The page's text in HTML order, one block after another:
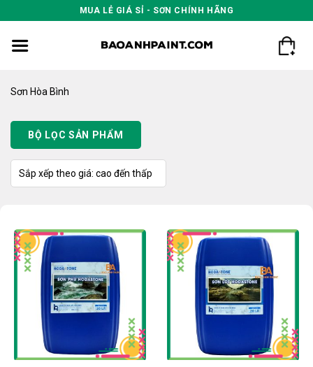
to
content
MUA LẺ GIÁ SỈ - SƠN CHÍNH HÃNG
Sơn Hòa Bình
BỘ LỌC SẢN PHẨM